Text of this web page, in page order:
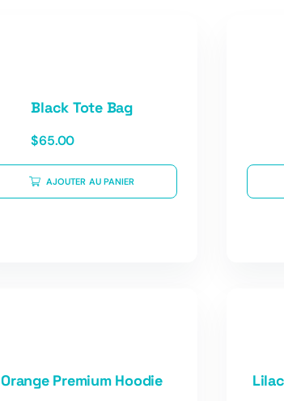
Black Tote Bag
$65.00
AJOUTER AU PANIER
Orange Premium Hoodie